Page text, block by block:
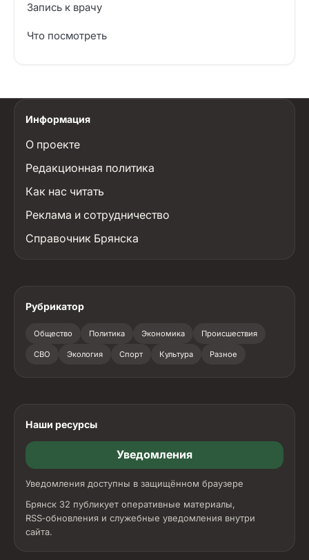
Запись к врачу
Что посмотреть
Информация
О проекте
Редакционная политика
Как нас читать
Реклама и сотрудничество
Справочник Брянска
Рубрикатор
Общество Политика Экономика Происшествия
СВО Экология Спорт Культура Разное
Наши ресурсы
Уведомления
Уведомления доступны в защищённом браузере
Брянск 32 публикует оперативные материалы,
RSS‑обновления и служебные уведомления внутри
сайта.